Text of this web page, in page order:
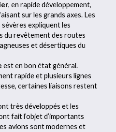
, en rapide développement,
sur les grands axes. Les
expliquent les
du revêtement des routes
et désertiques du
est en bon état général.
rapide et plusieurs lignes
certaines liaisons restent
très développés et les
fait l’objet d’importants
avions sont modernes et